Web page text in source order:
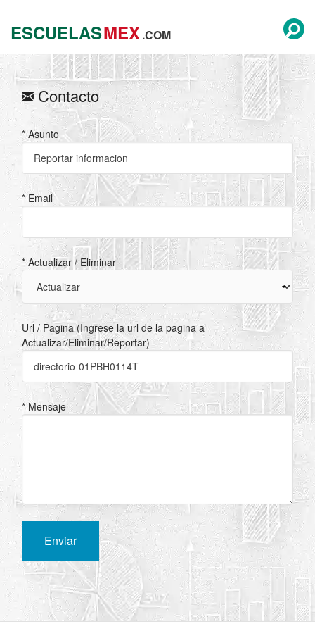
ESCUELASMEX.COM
Contacto
* Asunto
* Email
* Actualizar / Eliminar
Url / Pagina (Ingrese la url de la pagina a
Actualizar/Eliminar/Reportar)
* Mensaje
Enviar